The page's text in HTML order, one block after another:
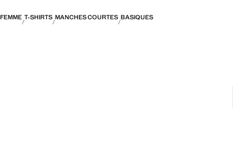
FEMME T-SHIRTS MANCHES COURTES BASIQUES